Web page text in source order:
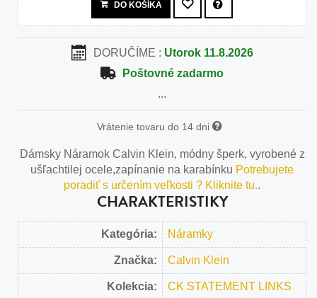
DO KOŠÍKA
DORUČÍME : Utorok 11.8.2026
Poštovné zadarmo
...
Vrátenie tovaru do 14 dni
Dámsky Náramok Calvin Klein, módny šperk, vyrobené z
ušľachtilej ocele,zapínanie na karabínku Potrebujete
poradiť s určením veľkosti ? Kliknite tu..
CHARAKTERISTIKY
Kategória: Náramky
Značka: Calvin Klein
Kolekcia: CK STATEMENT LINKS